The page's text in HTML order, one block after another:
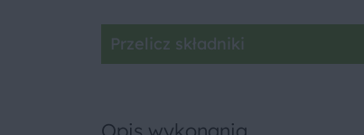
Przelicz składniki
Opis wykonania